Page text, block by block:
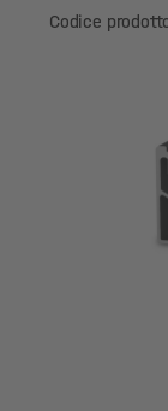
Codice